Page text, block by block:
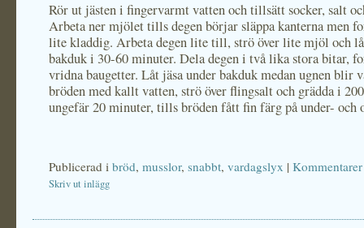
Rör ut jästen i fingervarmt vatten och tillsätt socker, salt
Arbeta ner mjölet tills degen börjar släppa kanterna men
lite kladdig. Arbeta degen lite till, strö över lite mjöl och
bakduk i 30-60 minuter. Dela degen i två lika stora bitar,
vridna baugetter. Låt jäsa under bakduk medan ugnen blir
bröden med kallt vatten, strö över flingsalt och grädda i
ungefär 20 minuter, tills bröden fått fin färg på under- och
Publicerad i bröd, musslor, snabbt, vardagslyx |
Skriv ut inlägg